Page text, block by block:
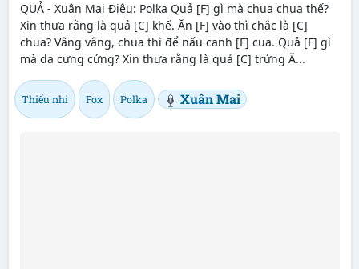
QUẢ - Xuân Mai Điệu: Polka Quả [F] gì mà chua chua thế?
Xin thưa rằng là quả [C] khế. Ăn [F] vào thì chắc là [C]
chua? Vâng vâng, chua thì để nấu canh [F] cua. Quả [F] gì
mà da cưng cứng? Xin thưa rằng là quả [C] trứng Ă...
Thiếu nhi Fox Polka Xuân Mai